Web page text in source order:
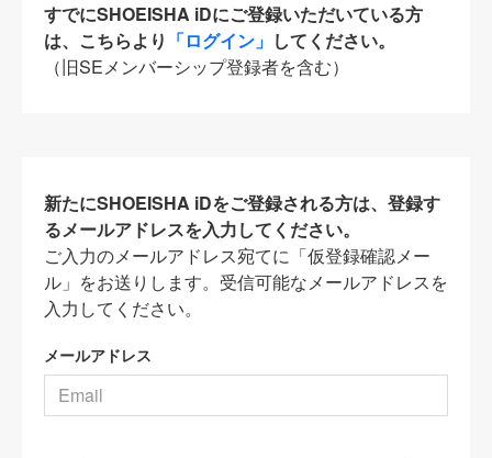
すでにSHOEISHA iDにご登録いただいている方
は、こちらより 「ログイン」 してください。
（旧SEメンバーシップ登録者を含む）
新たにSHOEISHA iDをご登録される方は、登録す
るメールアドレスを入力してください。
ご入力のメールアドレス宛てに「仮登録確認メー
ル」をお送りします。受信可能なメールアドレスを
入力してください。
メールアドレス